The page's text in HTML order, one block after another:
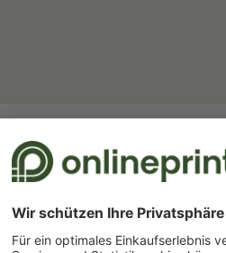
Druckerei